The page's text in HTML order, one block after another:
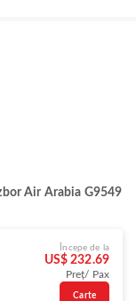
Air Arabia G9549
Începe de la
US$ 232.69
Preț/ Pax
Carte